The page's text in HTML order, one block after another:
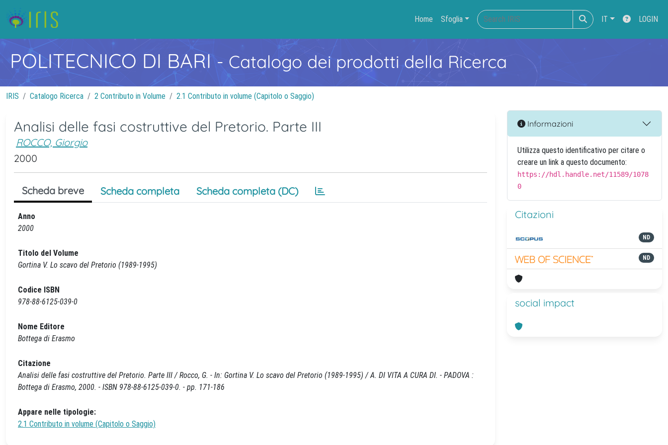
Home Sfoglia IT LOGIN
POLITECNICO DI BARI- Catalogo dei prodotti della Ricerca
IRIS Catalogo Ricerca 2 Contributo in Volume 2.1 Contributo in volume (Capitolo o Saggio)
Analisi delle fasi costruttive del Pretorio. Parte III
ROCCO, Giorgio
2000
Scheda breve Scheda completa Scheda completa (DC)
Anno
2000
Titolo del Volume
Gortina V. Lo scavo del Pretorio (1989-1995)
Codice ISBN
978-88-6125-039-0
Nome Editore
Bottega di Erasmo
Citazione
Analisi delle fasi costruttive del Pretorio. Parte III / Rocco, G. - In: Gortina V. Lo scavo del Pretorio (1989-1995) / A. DI VITA A CURA DI. - PADOVA :
Bottega di Erasmo, 2000. - ISBN 978-88-6125-039-0. - pp. 171-186
Appare nelle tipologie:
2.1 Contributo in volume (Capitolo o Saggio)
Informazioni
Utilizza questo identificativo per citare o
creare un link a questo documento:
https://hdl.handle.net/11589/1078
0
Citazioni
ND
ND
social impact